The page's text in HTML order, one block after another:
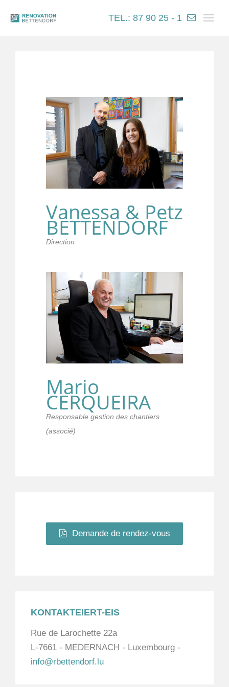
TEL.: 87 90 25 - 1
Vanessa & Petz
BETTENDORF
Direction
Mario
CERQUEIRA
Responsable gestion des chantiers
(associé)
Demande de rendez-vous
KONTAKTEIERT-EIS
Rue de Larochette 22a
L-7661 - MEDERNACH - Luxembourg -
info@rbettendorf.lu